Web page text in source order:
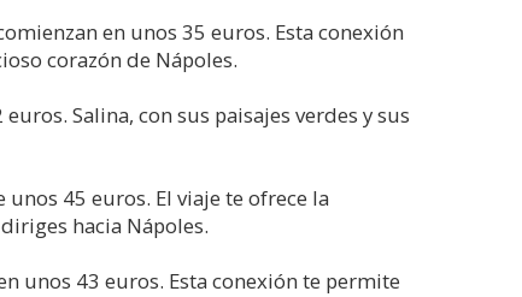
en unos 35 euros. Esta conexión
corazón de Nápoles.
Salina, con sus paisajes verdes y sus
45 euros. El viaje te ofrece la
hacia Nápoles.
unos 43 euros. Esta conexión te permite